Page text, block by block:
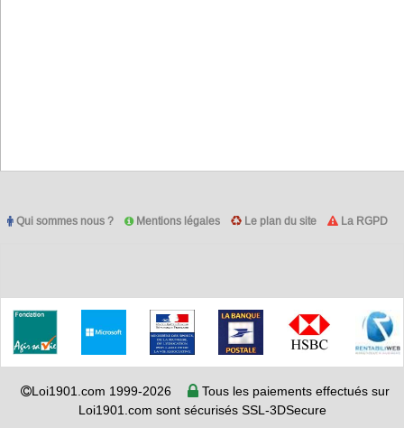
Qui sommes nous ? Mentions légales Le plan du site La RGPD
Loi1901.com 1999-2026
Tous les paiements effectués sur
Loi1901.com sont sécurisés SSL-3DSecure